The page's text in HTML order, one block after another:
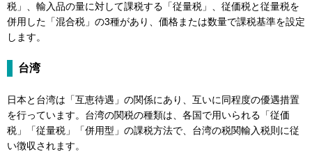
税」、輸入品の量に対して課税する「従量税」、従価税と従量税を
併用した「混合税」の3種があり、価格または数量で課税基準を設定
します。
台湾
日本と台湾は「互恵待遇」の関係にあり、互いに同程度の優遇措置
を行っています。台湾の関税の種類は、各国で用いられる「従価
税」「従量税」「併用型」の課税方法で、台湾の税関輸入税則に従
い徴収されます。